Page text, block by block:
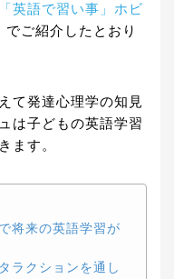
英語で習い事」ホビ
でご紹介したとおり
て発達心理学の知見
は子どもの英語学習
ます。
将来の英語学習が
ラクションを通し